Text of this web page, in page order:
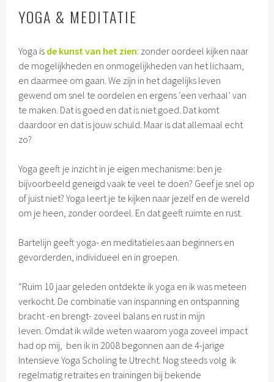
YOGA & MEDITATIE
Yoga is de kunst van het zien: zonder oordeel kijken naar
de mogelijkheden en onmogelijkheden van het lichaam,
en daarmee om gaan. We zijn in het dagelijks leven
gewend om snel te oordelen en ergens ‘een verhaal’ van
te maken. Dat is goed en dat is niet goed. Dat komt
daardoor en dat is jouw schuld. Maar is dat allemaal echt
zo?
Yoga geeft je inzicht in je eigen mechanisme: ben je
bijvoorbeeld geneigd vaak te veel te doen? Geef je snel op
of juist niet? Yoga leert je te kijken naar jezelf en de wereld
om je heen, zonder oordeel. En dat geeft ruimte en rust.
Bartelijn geeft yoga- en meditatieles aan beginners en
gevorderden, individueel en in groepen.
“Ruim 10 jaar geleden ontdekte ik yoga en ik was meteen
verkocht. De combinatie van inspanning en ontspanning
bracht -en brengt- zoveel balans en rust in mijn
leven. Omdat ik wilde weten waarom yoga zoveel impact
had op mij, ben ik in 2008 begonnen aan de 4-jarige
Intensieve Yoga Scholing te Utrecht. Nog steeds volg ik
regelmatig retraites en trainingen bij bekende